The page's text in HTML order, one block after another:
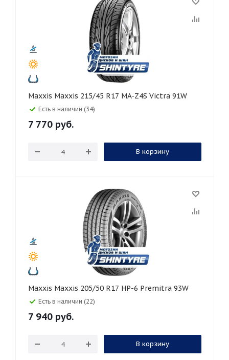
Maxxis Maxxis 215/45 R17 MA-Z4S Victra 91W
Есть в наличии (34)
7 770 руб.
В корзину
Maxxis Maxxis 205/50 R17 HP-6 Premitra 93W
Есть в наличии (22)
7 940 руб.
В корзину